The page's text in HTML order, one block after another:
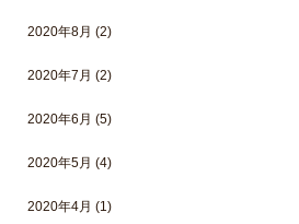
2020年8月 (2)
2020年7月 (2)
2020年6月 (5)
2020年5月 (4)
2020年4月 (1)